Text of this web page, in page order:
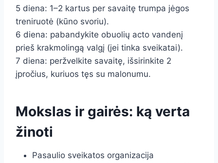
5 diena: 1–2 kartus per savaitę trumpa jėgos
treniruotė (kūno svoriu).
6 diena: pabandykite obuolių acto vandenį
prieš krakmolingą valgį (jei tinka sveikatai).
7 diena: peržvelkite savaitę, išsirinkite 2
įpročius, kuriuos tęs su malonumu.
Mokslas ir gairės: ką verta
žinoti
Pasaulio sveikatos organizacija